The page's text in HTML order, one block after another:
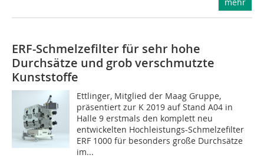
ERF-Schmelzefilter für sehr hohe
Durchsätze und grob verschmutzte
Kunststoffe
Ettlinger, Mitglied der Maag Gruppe,
präsentiert zur K 2019 auf Stand A04 in
Halle 9 erstmals den komplett neu
entwickelten Hochleistungs-Schmelzefilter
ERF 1000 für besonders große Durchsätze
im...